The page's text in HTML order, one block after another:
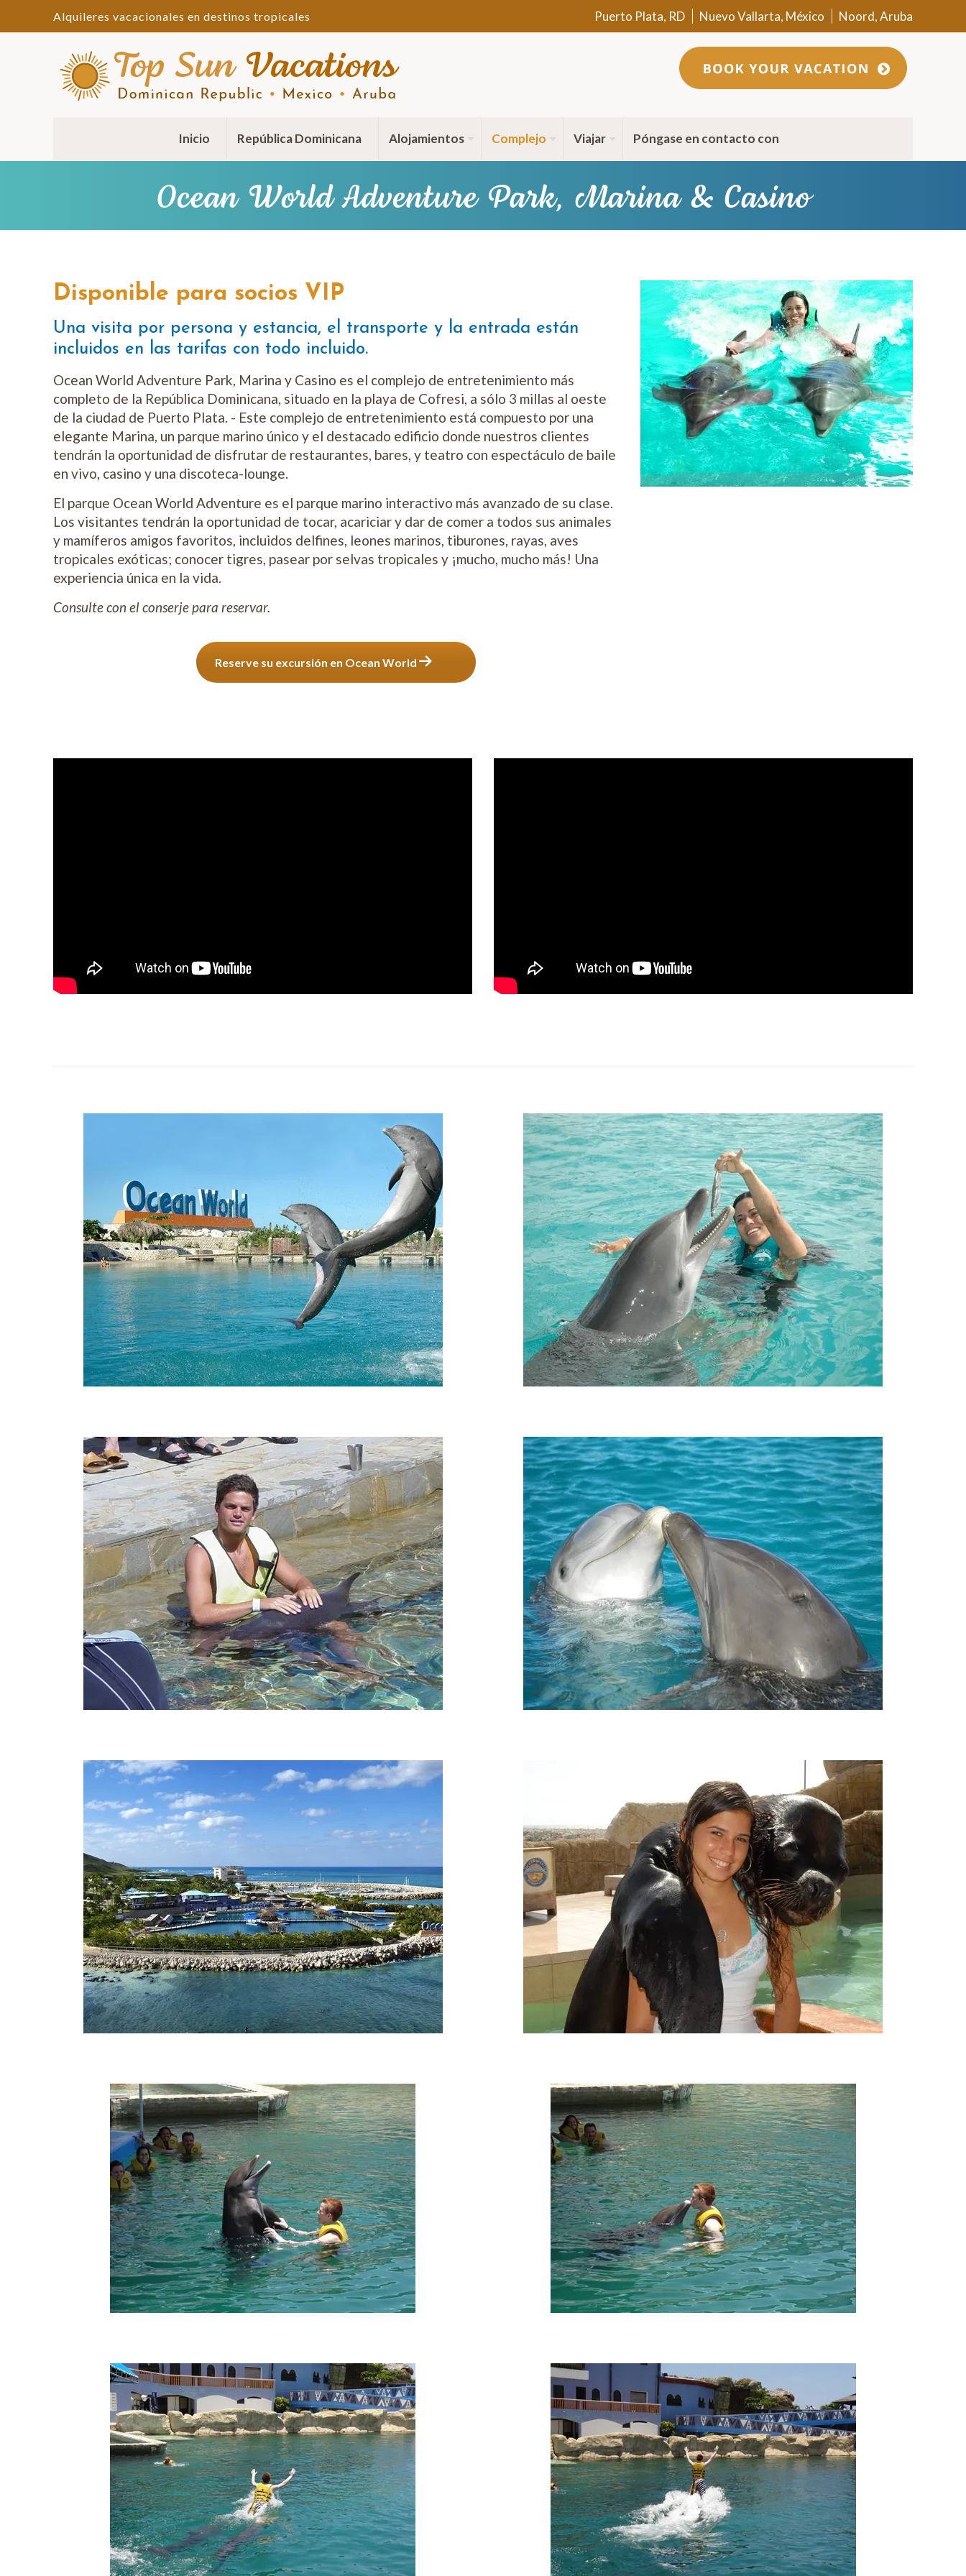
Alquileres vacacionales en destinos tropicales Puerto Plata, RD Nuevo Vallarta, México Noord, Aruba
Inicio República Dominicana Alojamientos Complejo Viajar Póngase en contacto con
Ocean World Adventure Park, Marina & Casino
Disponible para socios VIP
Una visita por persona y estancia, el transporte y la entrada están
incluidos en las tarifas con todo incluido.
Ocean World Adventure Park, Marina y Casino es el complejo de entretenimiento más
completo de la República Dominicana, situado en la playa de Cofresi, a sólo 3 millas al oeste
de la ciudad de Puerto Plata. - Este complejo de entretenimiento está compuesto por una
elegante Marina, un parque marino único y el destacado edificio donde nuestros clientes
tendrán la oportunidad de disfrutar de restaurantes, bares, y teatro con espectáculo de baile
en vivo, casino y una discoteca-lounge.
El parque Ocean World Adventure es el parque marino interactivo más avanzado de su clase.
Los visitantes tendrán la oportunidad de tocar, acariciar y dar de comer a todos sus animales
y mamíferos amigos favoritos, incluidos delfines, leones marinos, tiburones, rayas, aves
tropicales exóticas; conocer tigres, pasear por selvas tropicales y ¡mucho, mucho más! Una
experiencia única en la vida.
Consulte con el conserje para reservar.
Reserve su excursión en Ocean World